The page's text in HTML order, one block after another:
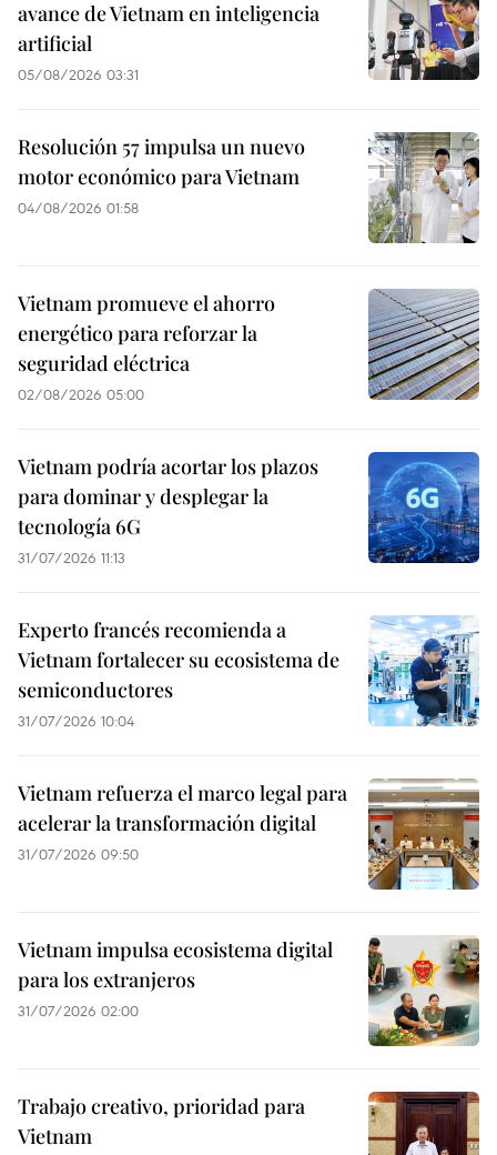
avance de Vietnam en inteligencia
artificial
05/08/2026 03:31
Resolución 57 impulsa un nuevo
motor económico para Vietnam
04/08/2026 01:58
Vietnam promueve el ahorro
energético para reforzar la
seguridad eléctrica
02/08/2026 05:00
Vietnam podría acortar los plazos
para dominar y desplegar la
tecnología 6G
31/07/2026 11:13
Experto francés recomienda a
Vietnam fortalecer su ecosistema de
semiconductores
31/07/2026 10:04
Vietnam refuerza el marco legal para
acelerar la transformación digital
31/07/2026 09:50
Vietnam impulsa ecosistema digital
para los extranjeros
31/07/2026 02:00
Trabajo creativo, prioridad para
Vietnam